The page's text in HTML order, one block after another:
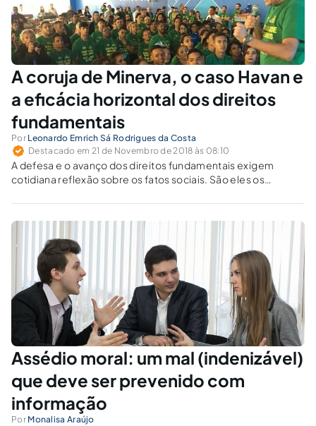
A coruja de Minerva, o caso Havan e
a eficácia horizontal dos direitos
fundamentais
Por Leonardo Emrich Sá Rodrigues da Costa
Destacado em 21 de Novembro de 2018 às 08:10
A defesa e o avanço dos direitos fundamentais exigem
cotidiana reflexão sobre os fatos sociais. São eles os
direitos em uma nação. O caso Havan sugere que as coisas
não vão nada bem no Brasil.
Assédio moral: um mal (indenizável)
que deve ser prevenido com
informação
Por Monalisa Araújo